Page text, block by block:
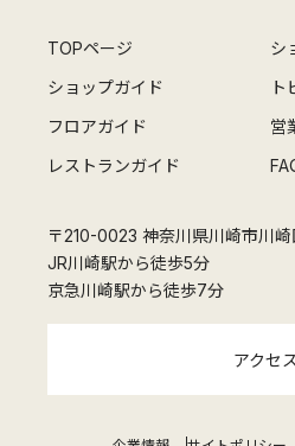
TOPページ
シ
ショップガイド
ト
フロアガイド
営
レストランガイド
〒210-0023 神奈川県川崎市川
JR川崎駅から徒歩5分
京急川崎駅から徒歩7分
アクセス